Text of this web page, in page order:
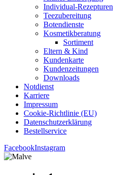
Indi­­vi­­du­al-Rezep­­tu­­ren
Tee­zu­be­rei­tung
Boten­diens­te
Kos­me­tik­be­ra­tung
Sor­ti­ment
Eltern & Kind
Kun­den­kar­te
Kun­den­zei­tun­gen
Down­loads
Not­dienst
Kar­rie­re
Impres­sum
Coo­kie-Rich­t­­li­­nie (EU)
Datenschutz­erklärung
Bestell­ser­vice
FacebookInstagram